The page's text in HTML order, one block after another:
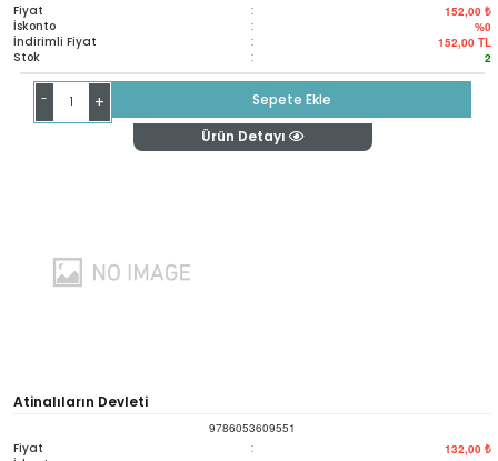
Fiyat : 152,00 ₺
İskonto : %0
İndirimli Fiyat : 152,00 TL
Stok : 2
- +
Sepete Ekle
Ürün Detayı
Atinalıların Devleti
9786053609551
Fiyat : 132,00 ₺